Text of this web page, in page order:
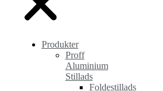
Produkter
Proff
Aluminium
Stillads
Foldestillads